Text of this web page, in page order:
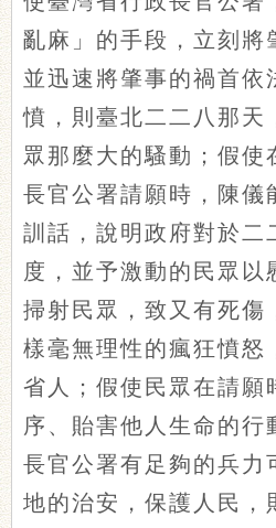
亂麻」的手段，立刻將
並迅速將肇事的禍首依
憤，則臺北二二八那天
眾那麼大的騷動；假使
長官公署請願時，陳儀
訓話，說明政府對於二
度，並予激動的民眾以
掃射民眾，致又有死傷
樣毫無理性的瘋狂憤怒
省人；假使民眾在請願
序、貽害他人生命的行
長官公署有足夠的兵力
地的治安，保護人民，